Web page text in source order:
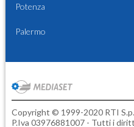
Potenza
Palermo
Copyright © 1999-2020 RTI
P.Iva 03976881007 - Tutti i